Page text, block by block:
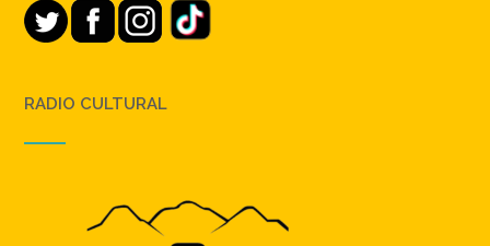
RADIO CULTURAL